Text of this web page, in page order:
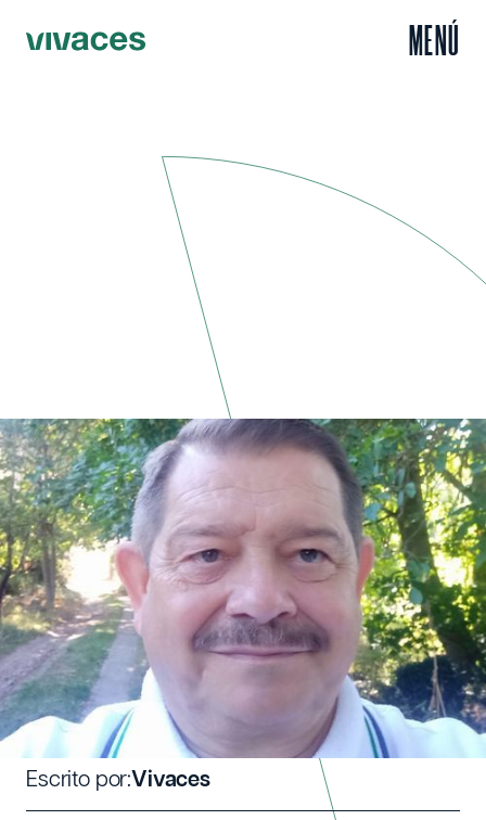
MENÚ
Inicio/Escuchar/José María, el primer concejal de Repoblación de España
JOSÉ MARÍA, EL PRIMER
CONCEJAL DE REPOBLACIÓN DE
ESPAÑA
Escrito por:Vivaces